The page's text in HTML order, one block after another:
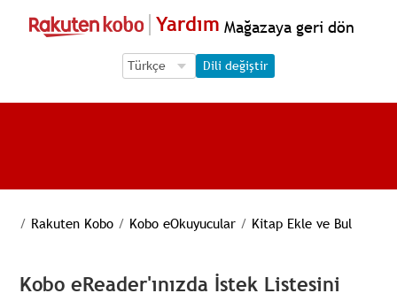
Yardım Mağazaya geri dön
Language Selection
Language Selection
Dili değiştir
/ Rakuten Kobo / Kobo eOkuyucular / Kitap Ekle ve Bul
Kobo eReader'ınızda İstek Listesini